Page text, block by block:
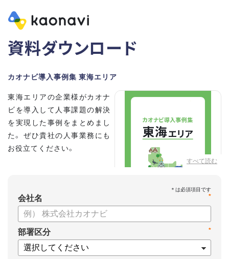
資料ダウンロード
カオナビ導入事例集 東海エリア
すべて読む
東海エリアの企業様がカオナ
ビを導入して人事課題の解決
を実現した事例をまとめまし
た。 ぜひ貴社の人事業務にも
お役立てください。
*
会社名
*
部署区分